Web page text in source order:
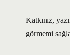
Katkınız,
görmemi